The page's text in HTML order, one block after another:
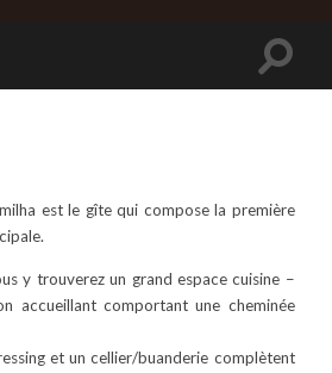
est le gîte qui compose la première
y trouverez un grand espace cuisine –
accueillant comportant une cheminée
et un cellier/buanderie complètent